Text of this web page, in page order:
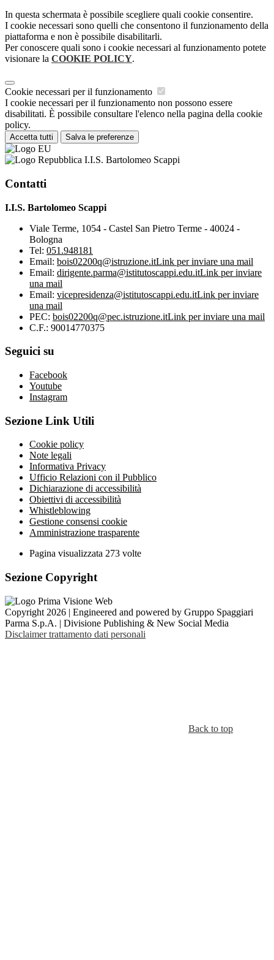
In questa schermata è possibile scegliere quali cookie consentire.
I cookie necessari sono quelli che consentono il funzionamento della
piattaforma e non è possibile disabilitarli.
Per conoscere quali sono i cookie necessari al funzionamento potete
visionare la COOKIE POLICY.
Cookie necessari per il funzionamento
I cookie necessari per il funzionamento non possono essere
disabilitati. È possibile consultare l'elenco nella pagina della cookie
policy.
Accetta tutti Salva le preferenze
I.I.S. Bartolomeo Scappi
Contatti
I.I.S. Bartolomeo Scappi
Viale Terme, 1054 - Castel San Pietro Terme - 40024 -
Bologna
Tel: 051.948181
Email: bois02200q@istruzione.itLink per inviare una mail
Email: dirigente.parma@istitutoscappi.edu.itLink per inviare
una mail
Email: vicepresidenza@istitutoscappi.edu.itLink per inviare
una mail
PEC: bois02200q@pec.istruzione.itLink per inviare una mail
C.F.: 90014770375
Seguici su
Facebook
Youtube
Instagram
Sezione Link Utili
Cookie policy
Note legali
Informativa Privacy
Ufficio Relazioni con il Pubblico
Dichiarazione di accessibilità
Obiettivi di accessibilità
Whistleblowing
Gestione consensi cookie
Amministrazione trasparente
Pagina visualizzata 273 volte
Sezione Copyright
Copyright 2026 | Engineered and powered by Gruppo Spaggiari
Parma S.p.A. | Divisione Publishing & New Social Media
Disclaimer trattamento dati personali
Back to top